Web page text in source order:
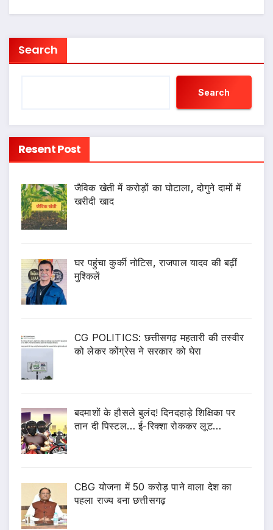
Search
Search
Resent Post
जैविक खेती में करोड़ों का घोटाला, दोगुने दामों में
खरीदी खाद
घर पहुंचा कुर्की नोटिस, राजपाल यादव की बढ़ीं
मुश्किलें
CG POLITICS: छत्तीसगढ़ महतारी की तस्वीर
को लेकर कोंग्रेस ने सरकार को घेरा
बदमाशों के हौसले बुलंद! दिनदहाड़े शिक्षिका पर
तान दी पिस्टल… ई-रिक्शा रोककर लूट…
CBG योजना में 50 करोड़ पाने वाला देश का
पहला राज्य बना छत्तीसगढ़